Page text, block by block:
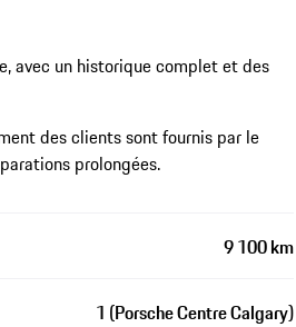
avec un historique complet et des
des clients sont fournis par le
prolongées.
9 100 km
1 (Porsche Centre Calgary)